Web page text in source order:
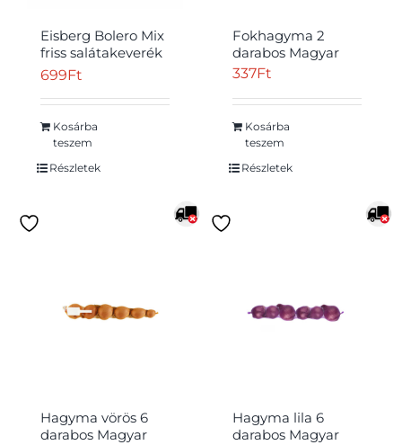
Eisberg Bolero Mix
friss salátakeverék
140 g
699Ft
Kosárba
teszem
Részletek
Fokhagyma 2
darabos Magyar
337Ft
Kosárba
teszem
Részletek
Hagyma vörös 6
darabos Magyar
Hagyma lila 6
darabos Magyar